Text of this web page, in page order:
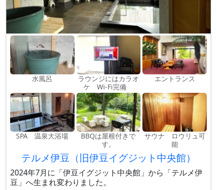
水風呂
ラウンジにはカラオ
ケ Wi-Fi完備
エントランス
SPA 温泉大浴場
BBQは屋根付きで
す。
サウナ ロウリュ可
能
テルメ伊豆（旧伊豆イグジット中央館）
2024年7月に「伊豆イグジット中央館」から「テルメ伊
豆」へ生まれ変わりました。